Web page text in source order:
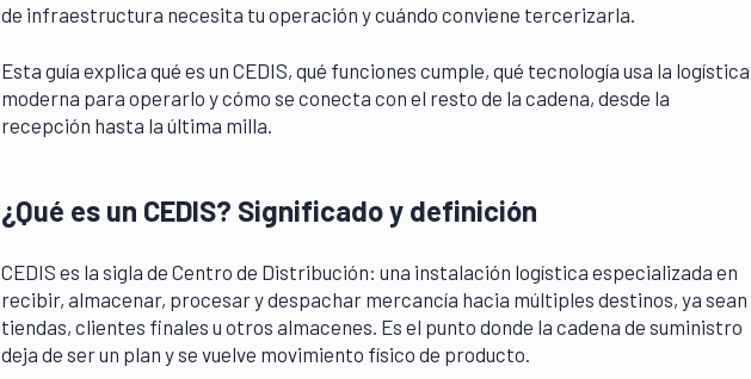
de infraestructura necesita tu operación y cuándo conviene tercerizarla.
Esta guía explica qué es un CEDIS, qué funciones cumple, qué tecnología usa la logística
moderna para operarlo y cómo se conecta con el resto de la cadena, desde la
recepción hasta la última milla.
¿Qué es un CEDIS? Significado y definición
CEDIS es la sigla de Centro de Distribución: una instalación logística especializada en
recibir, almacenar, procesar y despachar mercancía hacia múltiples destinos, ya sean
tiendas, clientes finales u otros almacenes. Es el punto donde la cadena de suministro
deja de ser un plan y se vuelve movimiento físico de producto.